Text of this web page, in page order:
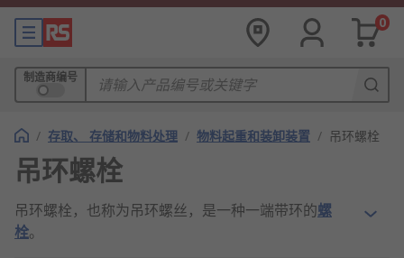
0
制造商编号
/ 存取、 存储和物料处理 / 物料起重和装卸装置 / 吊环螺栓
吊环螺栓
吊环螺栓，也称为吊环螺丝，是一种一端带环的螺
栓。